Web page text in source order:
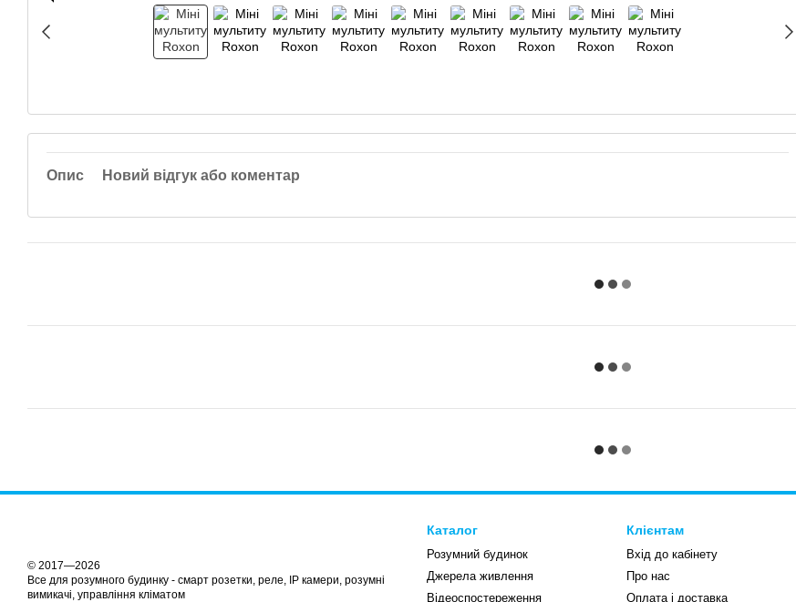
Опис Новий відгук або коментар
© 2017—2026
Все для розумного будинку - смарт розетки, реле, IP камери, розумні
вимикачі, управління кліматом
Каталог
Розумний будинок
Джерела живлення
Відеоспостереження
Клієнтам
Вхід до кабінету
Про нас
Оплата і доставка